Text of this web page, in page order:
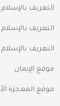
التعريف
التعريف
التعريف
موقع الإيمان
موقع المعجزة